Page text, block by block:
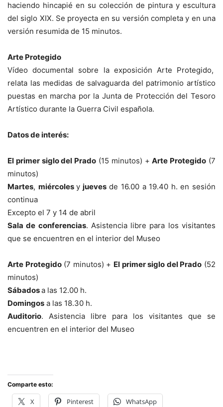
haciendo hincapié en su colección de pintura y escultura
del siglo XIX. Se proyecta en su versión completa y en una
versión resumida de 15 minutos.
Arte Protegido
Vídeo documental sobre la exposición Arte Protegido,
relata las medidas de salvaguarda del patrimonio artístico
puestas en marcha por la Junta de Protección del Tesoro
Artístico durante la Guerra Civil española.
Datos de interés:
El primer siglo del Prado (15 minutos) +Arte Protegido (7
minutos)
Martes, miércolesy juevesde 16.00 a 19.40 h. en sesión
continua
Excepto el 7 y 14 de abril
Sala de conferencias. Asistencia libre para los visitantes
que se encuentren en el interior del Museo
Arte Protegido(7 minutos) + El primer siglo del Prado (52
minutos)
Sábadosa las 12.00 h.
Domingos a las 18.30 h.
Auditorio. Asistencia libre para los visitantes que se
encuentren en el interior del Museo
Comparte esto:
X Pinterest WhatsApp